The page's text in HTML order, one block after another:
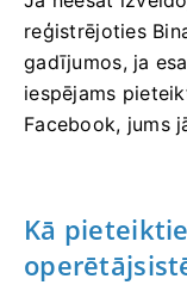
reģistrējoties
gadījumos, ja
iespējams
Facebook, jums
Kā